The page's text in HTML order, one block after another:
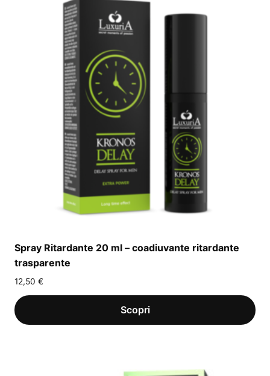
Spray Ritardante 20 ml – coadiuvante ritardante
trasparente
12,50 €